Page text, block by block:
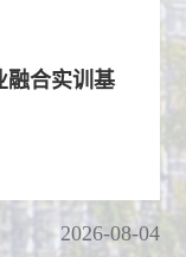
融合实训基
2026-08-04